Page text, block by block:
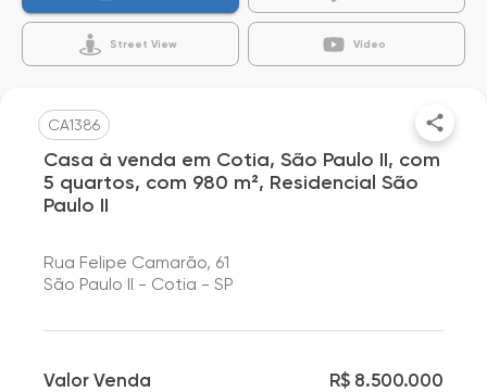
Street View Vídeo
CA1386
Casa à venda em Cotia, São Paulo II, com
5 quartos, com 980 m², Residencial São
Paulo II
Rua Felipe Camarão, 61
São Paulo II - Cotia - SP
Valor Venda R$ 8.500.000